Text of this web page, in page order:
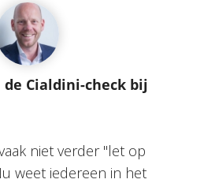
de Cialdini-check bij
niet verder "let op
weet iedereen in het